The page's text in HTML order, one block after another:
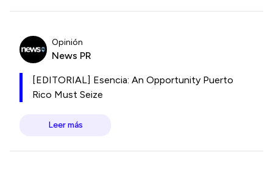
Opinión
News PR
[EDITORIAL] Esencia: An Opportunity Puerto
Rico Must Seize
Leer más